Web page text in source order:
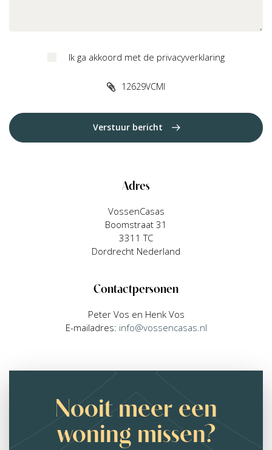
Ik ga akkoord met de privacyverklaring
12629VCMI
Verstuur bericht
Adres
VossenCasas
Boomstraat 31
3311 TC
Dordrecht Nederland
Contactpersonen
Peter Vos en Henk Vos
E-mailadres: info@vossencasas.nl
Nooit meer een
woning missen?